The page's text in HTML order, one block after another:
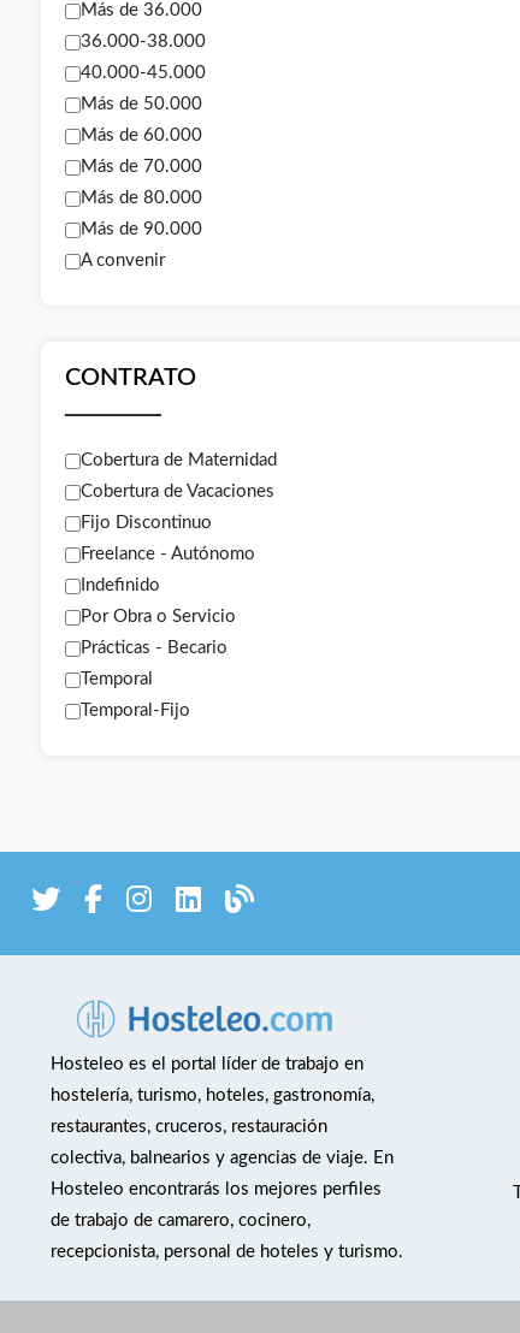
Más de 36.000
36.000-38.000
40.000-45.000
Más de 50.000
Más de 60.000
Más de 70.000
Más de 80.000
Más de 90.000
A convenir
CONTRATO
Cobertura de Maternidad
Cobertura de Vacaciones
Fijo Discontinuo
Freelance - Autónomo
Indefinido
Por Obra o Servicio
Prácticas - Becario
Temporal
Temporal-Fijo
Hosteleo es el portal líder de trabajo en
hostelería, turismo, hoteles, gastronomía,
restaurantes, cruceros, restauración
colectiva, balnearios y agencias de viaje. En
Hosteleo encontrarás los mejores perfiles
de trabajo de camarero, cocinero,
recepcionista, personal de hoteles y turismo.